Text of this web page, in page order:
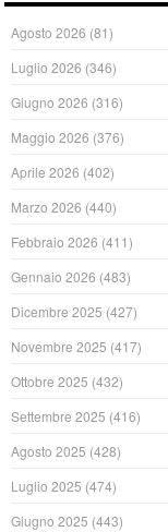
Agosto 2026 (81)
Luglio 2026 (346)
Giugno 2026 (316)
Maggio 2026 (376)
Aprile 2026 (402)
Marzo 2026 (440)
Febbraio 2026 (411)
Gennaio 2026 (483)
Dicembre 2025 (427)
Novembre 2025 (417)
Ottobre 2025 (432)
Settembre 2025 (416)
Agosto 2025 (428)
Luglio 2025 (474)
Giugno 2025 (443)